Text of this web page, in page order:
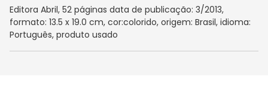
Editora Abril, 52 páginas data de publicação: 3/2013,
formato: 13.5 x 19.0 cm, cor:colorido, origem: Brasil, idioma:
Português, produto usado